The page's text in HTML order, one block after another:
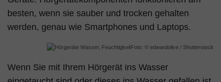
besten, wenn sie sauber und trocken gehalten
werden, genau wie Smartphones und Laptops.
Foto: © edwardolive / Shutterstock
Wenn Sie mit Ihrem Hörgerät ins Wasser